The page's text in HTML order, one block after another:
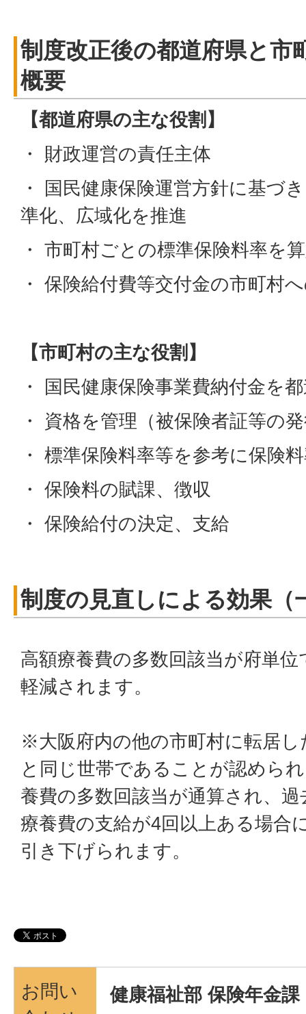
制度改正後の都道府県と市
概要
【都道府県の主な役割】
・ 財政運営の責任主体
・ 国民健康保険運営方針に基づ
準化、広域化を推進
・ 市町村ごとの標準保険料率を
・ 保険給付費等交付金の市町村
【市町村の主な役割】
・ 国民健康保険事業費納付金を
・ 資格を管理（被保険者証等の
・ 標準保険料率等を参考に保険
・ 保険料の賦課、徴収
・ 保険給付の決定、支給
制度の見直しによる効果（
高額療養費の多数回該当が府単
軽減されます。
※大阪府内の他の市町村に転居し
と同じ世帯であることが認めら
養費の多数回該当が通算され、
療養費の支給が4回以上ある場合
引き下げられます。
お問い
健康福祉部 保険年金課